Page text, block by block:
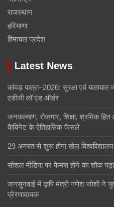
राजस्थान
हरियाणा
हिमाचल प्रदेश
Latest News
कांवड़ यात्रा–2026: सुरक्षा एवं
एडीजी लॉ एंड ऑर्डर
जनकल्याण, रोजगार, शिक्षा, श्रमिक
कैबिनेट के ऐतिहासिक फैसले
29 अगस्त से शुरू होगा खेल
सोशल मीडिया पर फेमस होने का शौक पड़ा
जनसुनवाई में कृषि मंत्री गणेश जोशी ने
प्रेरणादायक